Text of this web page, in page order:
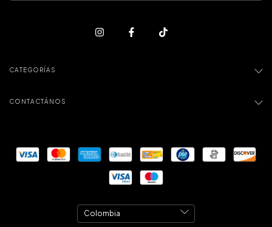
CATEGORÍAS
CONTACTÁNOS